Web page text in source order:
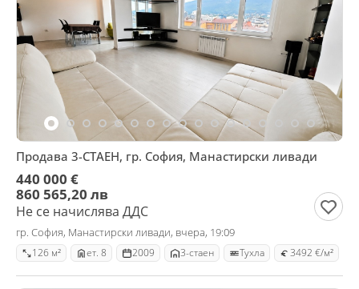
Продава 3-СТАЕН, гр. София, Манастирски ливади
440 000 €
860 565,20 лв
Не се начислява ДДС
гр. София, Манастирски ливади, вчера, 19:09
126 м² ет. 8 2009 3-стаен Тухла 3492 €/м²